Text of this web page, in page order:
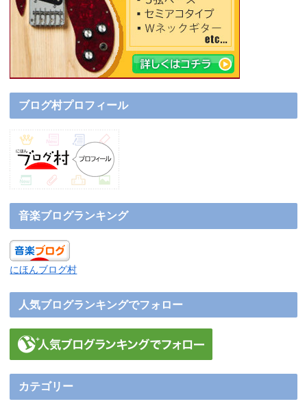
ブログ村プロフィール
音楽ブログランキング
にほんブログ村
人気ブログランキングでフォロー
カテゴリー